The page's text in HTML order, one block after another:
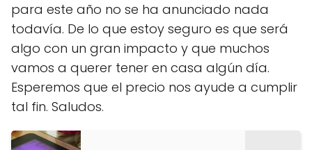
para este año no se ha anunciado nada
todavía. De lo que estoy seguro es que será
algo con un gran impacto y que muchos
vamos a querer tener en casa algún día.
Esperemos que el precio nos ayude a cumplir
tal fin. Saludos.